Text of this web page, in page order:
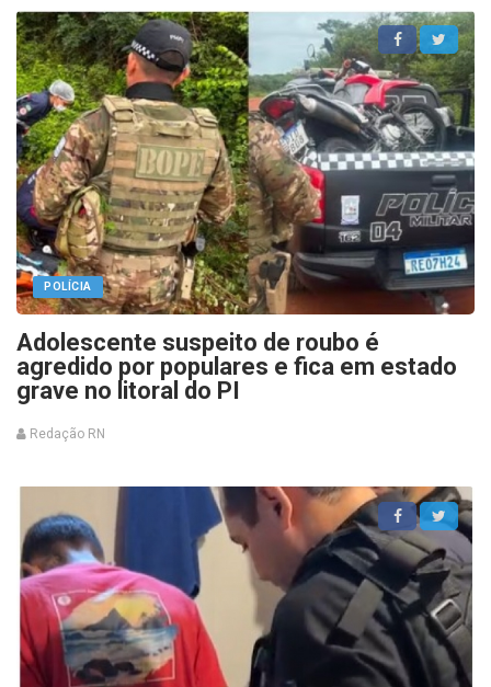
POLÍCIA
Adolescente suspeito de roubo é
agredido por populares e fica em estado
grave no litoral do PI
Redação RN